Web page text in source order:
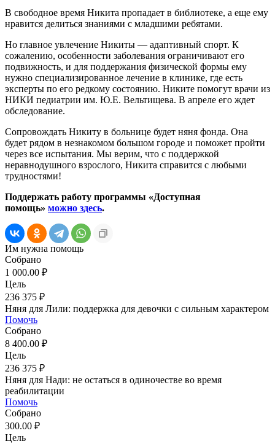
В свободное время Никита пропадает в библиотеке, а еще ему
нравится делиться знаниями с младшими ребятами.
Но главное увлечение Никиты — адаптивный спорт. К
сожалению, особенности заболевания ограничивают его
подвижность, и для поддержания физической формы ему
нужно специализированное лечение в клинике, где есть
эксперты по его редкому состоянию. Никите помогут врачи из
НИКИ педиатрии им. Ю.Е. Вельтищева. В апреле его ждет
обследование.
Сопровождать Никиту в больнице будет няня фонда. Она
будет рядом в незнакомом большом городе и поможет пройти
через все испытания. Мы верим, что с поддержкой
неравнодушного взрослого, Никита справится с любыми
трудностями!
Поддержать работу программы «Доступная
помощь» можно здесь.
Им нужна помощь
Собрано
1 000.00 ₽
Цель
236 375 ₽
Няня для Лили: поддержка для девочки с сильным характером
Помочь
Собрано
8 400.00 ₽
Цель
236 375 ₽
Няня для Нади: не остаться в одиночестве во время
реабилитации
Помочь
Собрано
300.00 ₽
Цель